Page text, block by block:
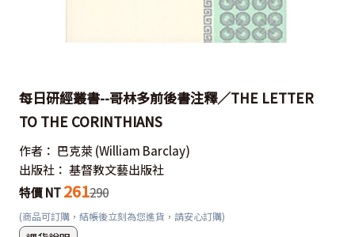
每日研經叢書--哥林多前後書注釋／THE LETTER
TO THE CORINTHIANS
作者： 巴克萊 (William Barclay)
出版社： 基督教文藝出版社
特價 NT 261290
(商品可訂購，結帳後立刻為您進貨，請安心訂購)